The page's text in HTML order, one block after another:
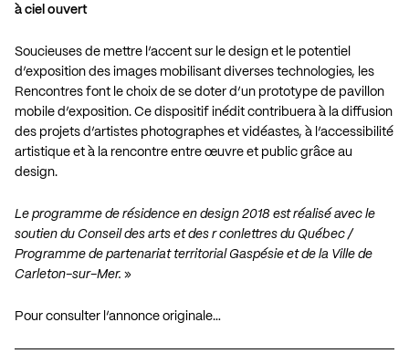
à ciel ouvert
Soucieuses de mettre l’accent sur le design et le potentiel
d’exposition des images mobilisant diverses technologies, les
Rencontres font le choix de se doter d’un prototype de pavillon
mobile d’exposition. Ce dispositif inédit contribuera à la diffusion
des projets d’artistes photographes et vidéastes, à l’accessibilité
artistique et à la rencontre entre œuvre et public grâce au
design.
Le programme de résidence en design 2018 est réalisé avec le
soutien du Conseil des arts et des r conlettres du Québec /
Programme de partenariat territorial Gaspésie et de la Ville de
Carleton-sur-Mer. »
Pour consulter l’annonce originale…